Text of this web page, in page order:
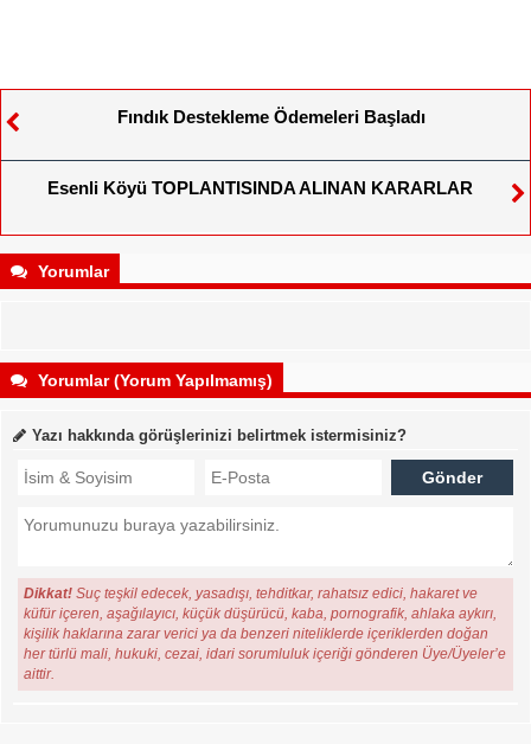
Fındık Destekleme Ödemeleri Başladı
Esenli Köyü TOPLANTISINDA ALINAN KARARLAR
Yorumlar
Yorumlar (Yorum Yapılmamış)
Yazı hakkında görüşlerinizi belirtmek istermisiniz?
Dikkat! Suç teşkil edecek, yasadışı, tehditkar, rahatsız edici, hakaret ve
küfür içeren, aşağılayıcı, küçük düşürücü, kaba, pornografik, ahlaka aykırı,
kişilik haklarına zarar verici ya da benzeri niteliklerde içeriklerden doğan
her türlü mali, hukuki, cezai, idari sorumluluk içeriği gönderen Üye/Üyeler’e
aittir.